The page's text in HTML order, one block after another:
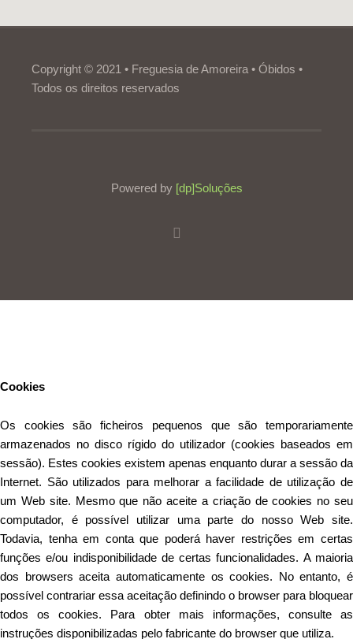
Copyright © 2021 • Freguesia de Amoreira • Óbidos •
Todos os direitos reservados
Powered by [dp]Soluções
Cookies
Os cookies são ficheiros pequenos que são temporariamente
armazenados no disco rígido do utilizador (cookies baseados em
sessão). Estes cookies existem apenas enquanto durar a sessão da
Internet. São utilizados para melhorar a facilidade de utilização de
um Web site. Mesmo que não aceite a criação de cookies no seu
computador, é possível utilizar uma parte do nosso Web site.
Todavia, tenha em conta que poderá haver restrições em certas
funções e/ou indisponibilidade de certas funcionalidades. A maioria
dos browsers aceita automaticamente os cookies. No entanto, é
possível contrariar essa aceitação definindo o browser para bloquear
todos os cookies. Para obter mais informações, consulte as
instruções disponibilizadas pelo fabricante do browser que utiliza.